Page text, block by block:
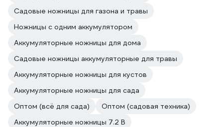
Садовые ножницы для газона и травы
Ножницы с одним аккумулятором
Аккумуляторные ножницы для дома
Садовые ножницы аккумуляторные для травы
Аккумуляторные ножницы для кустов
Аккумуляторные ножницы для сада
Оптом (всё для сада)
Оптом (садовая техника)
Аккумуляторные ножницы 7.2 В